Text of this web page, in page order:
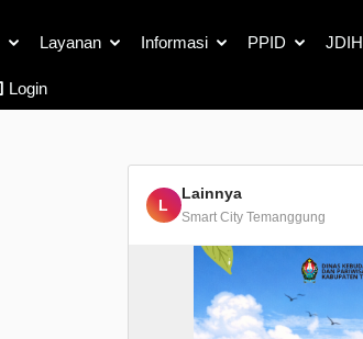
Layanan Informasi PPID JDIH
Login
L
Lainnya
Smart City Temanggung